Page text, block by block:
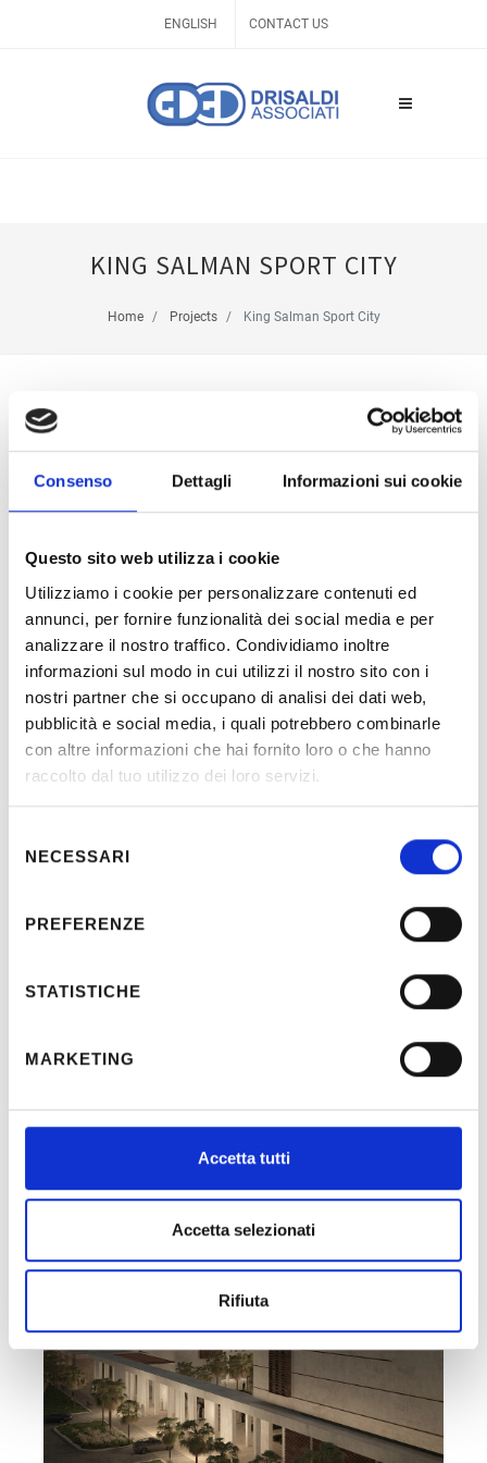
Consenso Dettagli Informazioni sui cookie
Questo sito web utilizza i cookie
Utilizziamo i cookie per personalizzare contenuti ed
annunci, per fornire funzionalità dei social media e per
analizzare il nostro traffico. Condividiamo inoltre
informazioni sul modo in cui utilizzi il nostro sito con i
nostri partner che si occupano di analisi dei dati web,
pubblicità e social media, i quali potrebbero combinarle
con altre informazioni che hai fornito loro o che hanno
raccolto dal tuo utilizzo dei loro servizi.
delNECESSARI
PREFERENZE
STATISTICHE
MARKETING
Accetta tutti
Accetta selezionati
Rifiuta
ENGLISH CONTACT US
KING SALMAN SPORT CITY
Home Projects King Salman Sport City
Description
Electrical, telecommunication and lighting system design in
the stadium and related sport area.
Client:
General Sports Authority –
Recent Posts